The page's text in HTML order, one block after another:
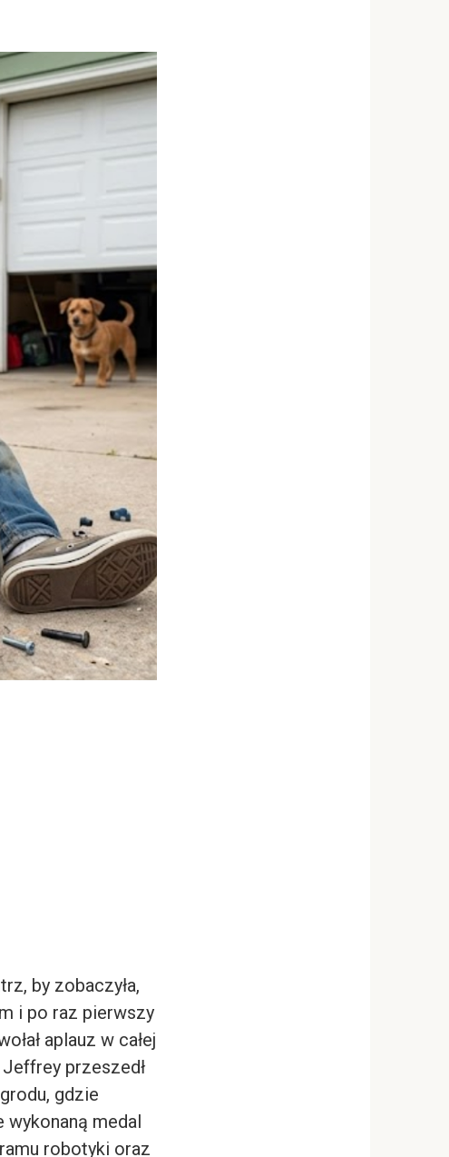
by zobaczyła,
i po raz pierwszy
aplauz w całej
przeszedł
gdzie
medal
robotyki oraz